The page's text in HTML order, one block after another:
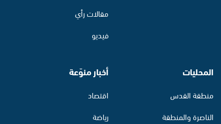
مقالات رأي
فيديو
المحليات
منطقة القدس
الناصرة والمنطقة
أخبار منوّعة
اقتصاد
رياضة